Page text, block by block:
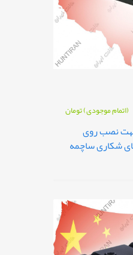
(اتمام موجودی)تومان
نصب روی
شکاری ساچمه